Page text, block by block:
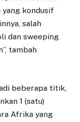
yang kondusif
salah
dan sweeping
tambah
beberapa titik,
1 (satu)
Afrika yang